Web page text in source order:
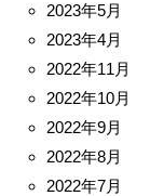
2023年5月
2023年4月
2022年11月
2022年10月
2022年9月
2022年8月
2022年7月